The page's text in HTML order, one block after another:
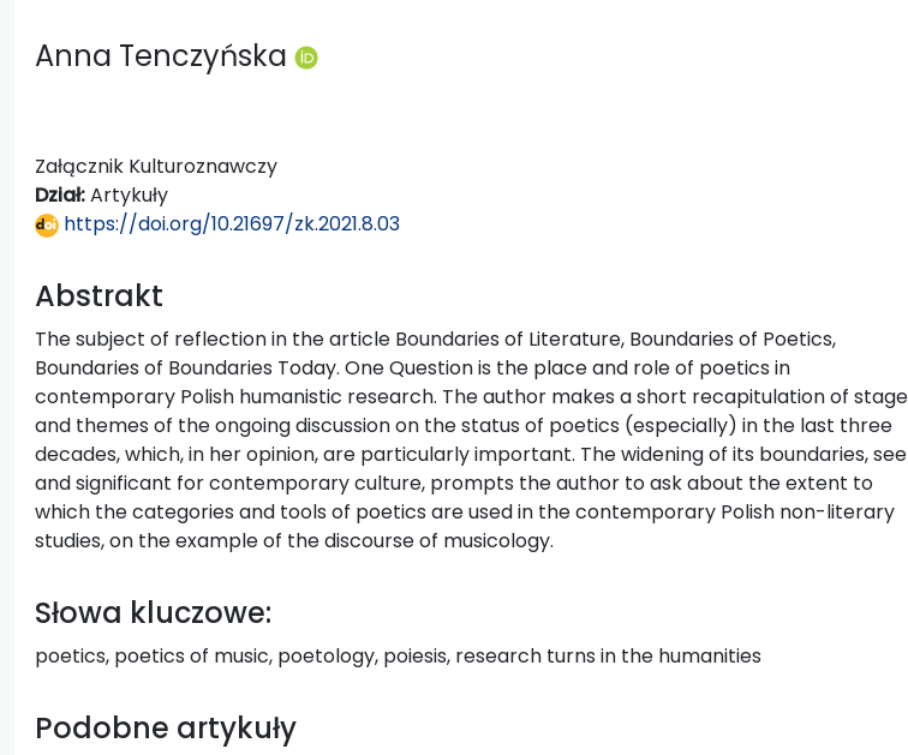
Anna Tenczyńska
Załącznik Kulturoznawczy
Dział:Artykuły
https://doi.org/10.21697/zk.2021.8.03
Abstrakt
The subject of reflection in the article Boundaries of Literature, Boundaries of Poetics,
Boundaries of Boundaries Today. One Question is the place and role of poetics in
contemporary Polish humanistic research. The author makes a short recapitulation of
and themes of the ongoing discussion on the status of poetics (especially) in the last three
decades, which, in her opinion, are particularly important. The widening of its boundaries,
and significant for contemporary culture, prompts the author to ask about the extent to
which the categories and tools of poetics are used in the contemporary Polish non-literary
studies, on the example of the discourse of musicology.
Słowa kluczowe:
poetics, poetics of music, poetology, poiesis, research turns in the humanities
Podobne artykuły